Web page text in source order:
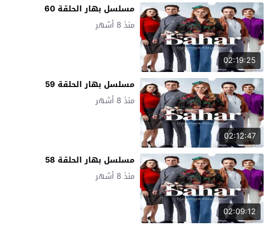
02:19:25
مسلسل بهار الحلقة 60
منذ 8 أشهر
02:12:47
مسلسل بهار الحلقة 59
منذ 8 أشهر
02:09:12
مسلسل بهار الحلقة 58
منذ 8 أشهر